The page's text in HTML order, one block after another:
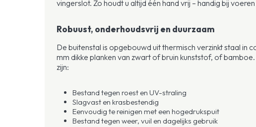
vingerslot. Zo houdt u altijd één hand vrij – handig bij
Robuust, onderhoudsvrij en duurzaam
De buitenstal is opgebouwd uit thermisch verzinkt staal in
mm dikke planken van zwart of bruin kunststof, of
zijn:
Bestand tegen roest en UV-straling
Slagvast en krasbestendig
Eenvoudig te reinigen met een hogedrukspuit
Bestand tegen weer, vuil en dagelijks gebruik